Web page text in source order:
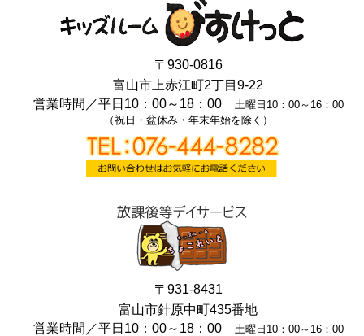
〒930-0816
富山市上赤江町2丁目9-22
営業時間／平日10：00～18：00 土曜日10：00～16：00
（祝日・盆休み・年末年始を除く）
〒931-8431
富山市針原中町435番地
営業時間／平日10：00～18：00 土曜日10：00～16：00